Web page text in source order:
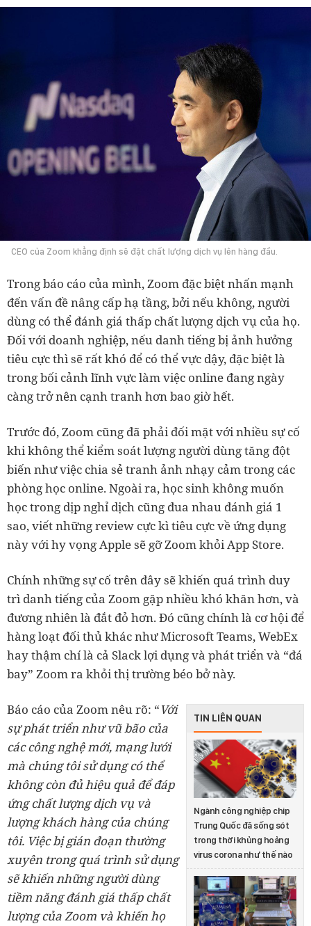
CEO của Zoom khẳng định sẽ đặt chất lượng dịch vụ lên hàng đầu.
Trong báo cáo của mình, Zoom đặc biệt nhấn mạnh
đến vấn đề nâng cấp hạ tầng, bởi nếu không, người
dùng có thể đánh giá thấp chất lượng dịch vụ của họ.
Đối với doanh nghiệp, nếu danh tiếng bị ảnh hưởng
tiêu cực thì sẽ rất khó để có thể vực dậy, đặc biệt là
trong bối cảnh lĩnh vực làm việc online đang ngày
càng trở nên cạnh tranh hơn bao giờ hết.
Trước đó, Zoom cũng đã phải đối mặt với nhiều sự cố
khi không thể kiểm soát lượng người dùng tăng đột
biến như việc chia sẻ tranh ảnh nhạy cảm trong các
phòng học online. Ngoài ra, học sinh không muốn
học trong dịp nghỉ dịch cũng đua nhau đánh giá 1
sao, viết những review cực kì tiêu cực về ứng dụng
này với hy vọng Apple sẽ gỡ Zoom khỏi App Store.
Chính những sự cố trên đây sẽ khiến quá trình duy
trì danh tiếng của Zoom gặp nhiều khó khăn hơn, và
đương nhiên là đắt đỏ hơn. Đó cũng chính là cơ hội để
hàng loạt đối thủ khác như Microsoft Teams, WebEx
hay thậm chí là cả Slack lợi dụng và phát triển và “đá
bay” Zoom ra khỏi thị trường béo bở này.
TIN LIÊN QUAN
Ngành công nghiệp chip
Trung Quốc đã sống sót
trong thời khủng hoảng
virus corona như thế nào
Báo cáo của Zoom nêu rõ: “Với
sự phát triển như vũ bão của
các công nghệ mới, mạng lưới
mà chúng tôi sử dụng có thể
không còn đủ hiệu quả để đáp
ứng chất lượng dịch vụ và
lượng khách hàng của chúng
tôi. Việc bị gián đoạn thường
xuyên trong quá trình sử dụng
sẽ khiến những người dùng
tiềm năng đánh giá thấp chất
lượng của Zoom và khiến họ